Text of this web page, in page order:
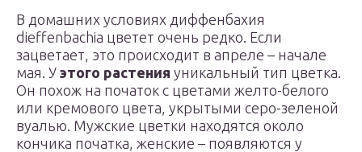
В домашних условиях диффенбахия
dieffenbachia цветет очень редко. Если
зацветает, это происходит в апреле – начале
мая. У этого растения уникальный тип цветка.
Он похож на початок с цветами желто-белого
или кремового цвета, укрытыми серо-зеленой
вуалью. Мужские цветки находятся около
кончика початка, женские – появляются у